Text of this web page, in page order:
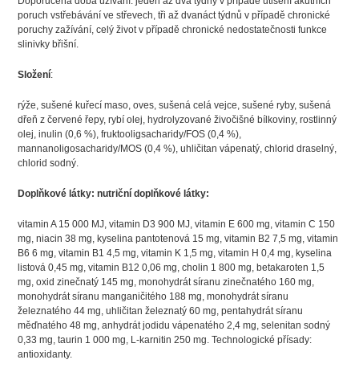
poruch vstřebávání ve střevech, tři až dvanáct týdnů v případě chronické
poruchy zažívání, celý život v případě chronické nedostatečnosti funkce
slinivky břišní.
Složení:
rýže, sušené kuřecí maso, oves, sušená celá vejce, sušené ryby, sušená
dřeň z červené řepy, rybí olej, hydrolyzované živočišné bílkoviny, rostlinný
olej, inulin (0,6 %), fruktooligsacharidy/FOS (0,4 %),
mannanoligosacharidy/MOS (0,4 %), uhličitan vápenatý, chlorid draselný,
chlorid sodný.
Doplňkové látky: nutriční doplňkové látky:
vitamin A 15 000 MJ, vitamin D3 900 MJ, vitamin E 600 mg, vitamin C 150
mg, niacin 38 mg, kyselina pantotenová 15 mg, vitamin B2 7,5 mg, vitamin
B6 6 mg, vitamin B1 4,5 mg, vitamin K 1,5 mg, vitamin H 0,4 mg, kyselina
listová 0,45 mg, vitamin B12 0,06 mg, cholin 1 800 mg, betakaroten 1,5
mg, oxid zinečnatý 145 mg, monohydrát síranu zinečnatého 160 mg,
monohydrát síranu manganičitého 188 mg, monohydrát síranu
železnatého 44 mg, uhličitan železnatý 60 mg, pentahydrát síranu
měďnatého 48 mg, anhydrát jodidu vápenatého 2,4 mg, selenitan sodný
0,33 mg, taurin 1 000 mg, L-karnitin 250 mg. Technologické přísady:
antioxidanty.